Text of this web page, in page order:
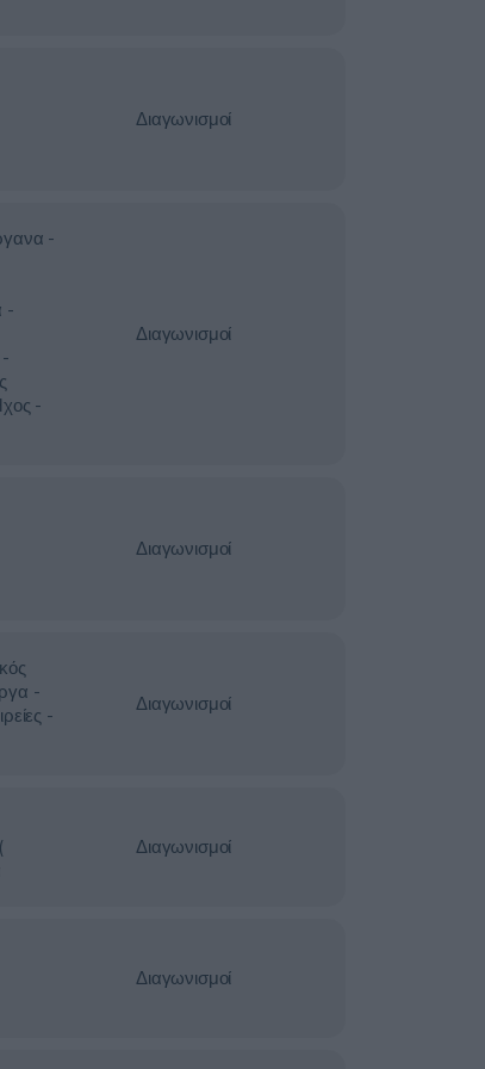
Διαγωνισμοί
-
-
-
Διαγωνισμοί
Διαγωνισμοί
-
-
Διαγωνισμοί
Διαγωνισμοί
Διαγωνισμοί